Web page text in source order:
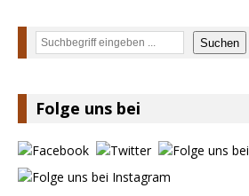
Suchen Suchen
Folge uns bei